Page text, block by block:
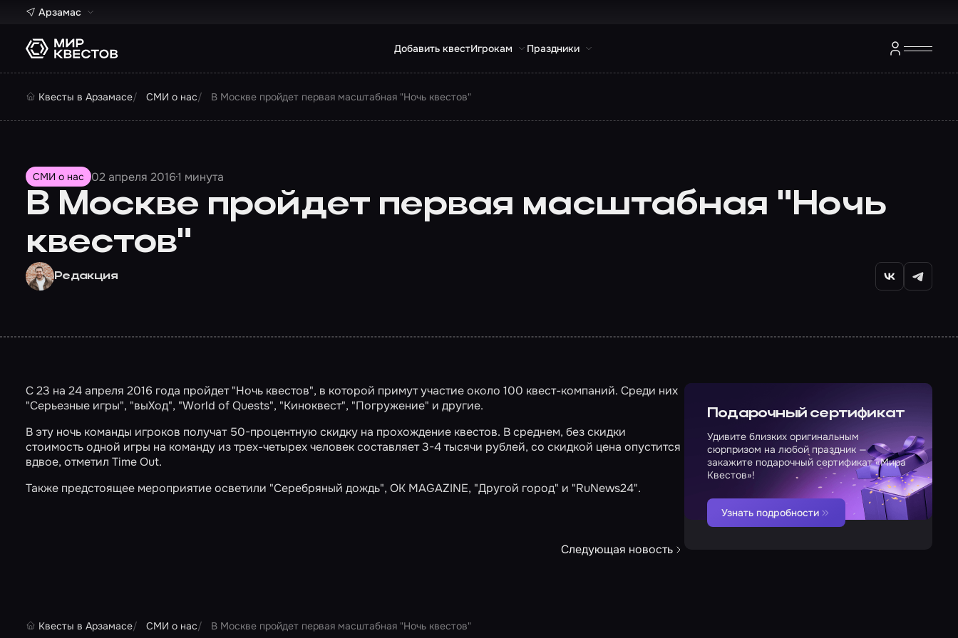
Арзамас
Добавить квестИгрокам Праздники
Квесты в Арзамасе СМИ о нас В Москве пройдет первая масштабная "Ночь квестов"
СМИ о нас 02 апреля 20161 минута
В Москве пройдет первая масштабная "Ночь
квестов"
Редакция
С 23 на 24 апреля 2016 года пройдет "Ночь квестов", в которой примут участие около 100 квест-компаний. Среди них
"Серьезные игры", "выХод", "World of Quests", "Киноквест", "Погружение" и другие.
В эту ночь команды игроков получат 50-процентную скидку на прохождение квестов. В среднем, без скидки
стоимость одной игры на команду из трех-четырех человек составляет 3-4 тысячи рублей, со скидкой цена опустится
вдвое, отметил Time Out.
Также предстоящее мероприятие осветили "Серебряный дождь", OK MAGAZINE, "Другой город" и "RuNews24".
Следующая новость
Подарочный сертификат
Удивите близких оригинальным
сюрпризом на любой праздник —
закажите подарочный сертификат «Мира
Квестов»!
Узнать подробности
Квесты в Арзамасе СМИ о нас В Москве пройдет первая масштабная "Ночь квестов"